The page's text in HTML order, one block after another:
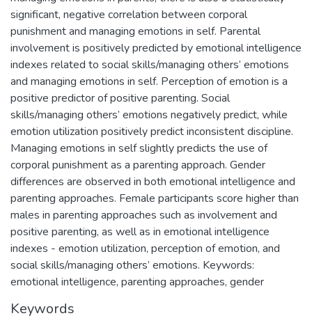
significant, negative correlation between corporal
punishment and managing emotions in self. Parental
involvement is positively predicted by emotional intelligence
indexes related to social skills/managing others’ emotions
and managing emotions in self. Perception of emotion is a
positive predictor of positive parenting. Social
skills/managing others’ emotions negatively predict, while
emotion utilization positively predict inconsistent discipline.
Managing emotions in self slightly predicts the use of
corporal punishment as a parenting approach. Gender
differences are observed in both emotional intelligence and
parenting approaches. Female participants score higher than
males in parenting approaches such as involvement and
positive parenting, as well as in emotional intelligence
indexes - emotion utilization, perception of emotion, and
social skills/managing others’ emotions. Keywords:
emotional intelligence, parenting approaches, gender
Keywords